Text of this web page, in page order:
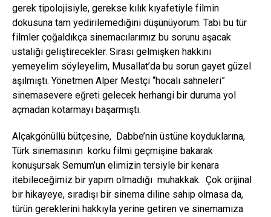
gerek tipolojisiyle, gerekse kılık kıyafetiyle filmin
dokusuna tam yedirilemediğini düşünüyorum. Tabi bu tür
filmler çoğaldıkça sinemacılarımız bu sorunu aşacak
ustalığı geliştirecekler. Sırası gelmişken hakkını
yemeyelim söyleyelim, Musallat’da bu sorun gayet güzel
aşılmıştı. Yönetmen Alper Mestçi “hocalı sahneleri”
sinemasevere eğreti gelecek herhangi bir duruma yol
açmadan kotarmayı başarmıştı.
Alçakgönüllü bütçesine, Dabbe’nin üstüne koyduklarına,
Türk sinemasının korku filmi geçmişine bakarak
konuşursak Semum’un elimizin tersiyle bir kenara
itebileceğimiz bir yapım olmadığı muhakkak. Çok orijinal
bir hikayeye, sıradışı bir sinema diline sahip olmasa da,
türün gereklerini hakkıyla yerine getiren ve sinemamıza